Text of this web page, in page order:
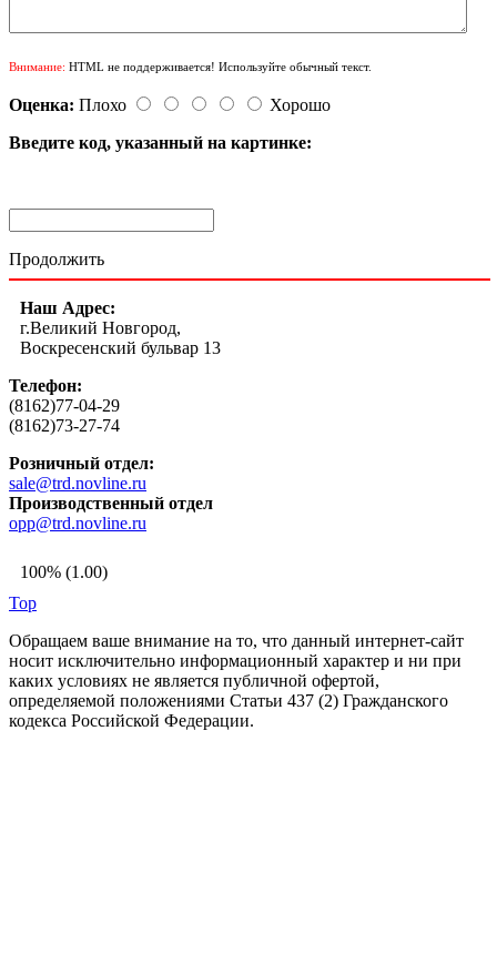
Внимание: HTML не поддерживается! Используйте обычный текст.
Оценка: Плохо
Хорошо
Введите код, указанный на картинке:
Продолжить
Наш Адрес:
г.Великий Новгород,
Воскресенский бульвар 13
Телефон:
(8162)77-04-29
(8162)73-27-74
Розничный отдел:
sale@trd.novline.ru
Производственный отдел
opp@trd.novline.ru
100% (1.00)
Top
Обращаем ваше внимание на то, что данный интернет-сайт
носит исключительно информационный характер и ни при
каких условиях не является публичной офертой,
определяемой положениями Статьи 437 (2) Гражданского
кодекса Российской Федерации.